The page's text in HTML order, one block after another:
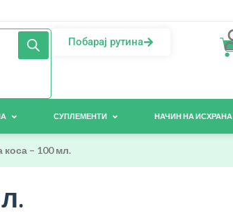
Побарај рутина
СУПЛЕМЕНТИ НАЧИН НА ИСХРАНА
коса – 100 мл.